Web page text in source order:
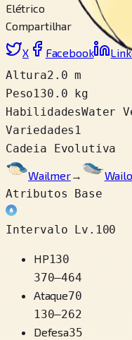
Elétrico
Compartilhar
X Facebook
Altura2.0 m
Peso130.0 kg
HabilidadesWater
Variedades 1
Cadeia Evolutiva
Wailmer→
Atributos Base
Intervalo Lv.100
HP130
370–464
Ataque70
130–262
Defesa35